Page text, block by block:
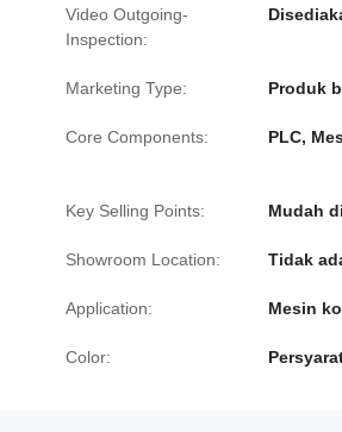
Video Outgoing-
Inspection:
Marketing Type: Produk
Core Components: PLC,
Key Selling Points: Mudah
Showroom Location: Tidak
Application: Mesin
Color: